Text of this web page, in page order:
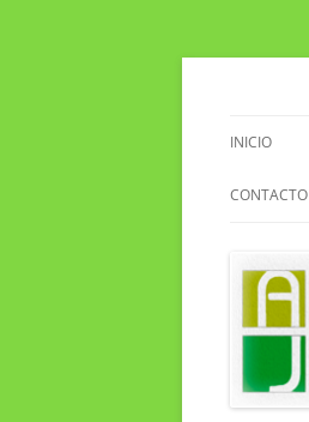
Saltar
INICIO
CONTACTO